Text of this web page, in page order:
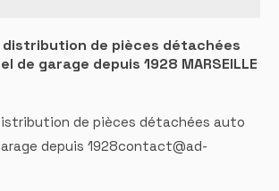
de pièces détachées
de garage depuis 1928 MARSEILLE
de pièces détachées auto
depuis 1928contact@ad-